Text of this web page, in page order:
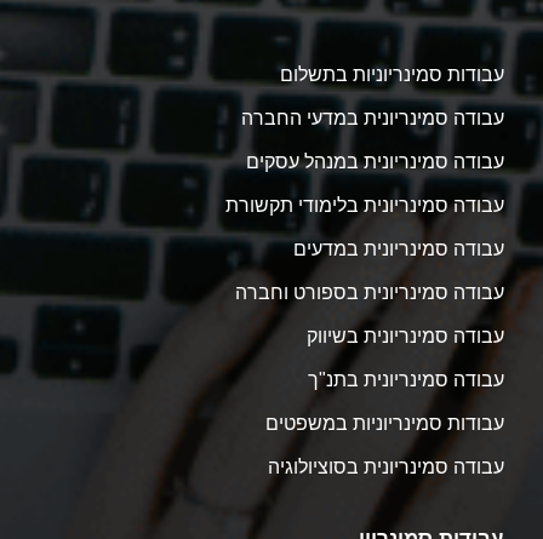
עבודות סמינריוניות בתשלום
עבודה סמינריונית במדעי החברה
עבודה סמינריונית במנהל עסקים
עבודה סמינריונית בלימודי תקשורת
עבודה סמינריונית במדעים
עבודה סמינריונית בספורט וחברה
עבודה סמינריונית בשיווק
עבודה סמינריונית בתנ"ך
עבודות סמינריוניות במשפטים
עבודה סמינריונית בסוציולוגיה